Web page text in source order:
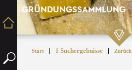
GRÜNDUNGSSAMMLUNG
Start | 1 Suchergebnisse | Zurück